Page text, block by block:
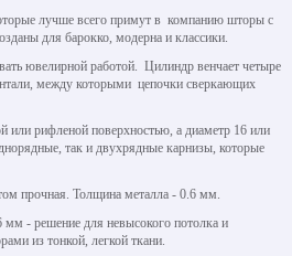
лучше всего примут в компанию шторы с
для барокко, модерна и классики.
ювелирной работой. Цилиндр венчает четыре
между которыми цепочки сверкающих
или рифленой поверхностью, а диаметр 16 или
так и двухрядные карнизы, которые
прочная. Толщина металла - 0.6 мм.
- решение для невысокого потолка и
из тонкой, легкой ткани.